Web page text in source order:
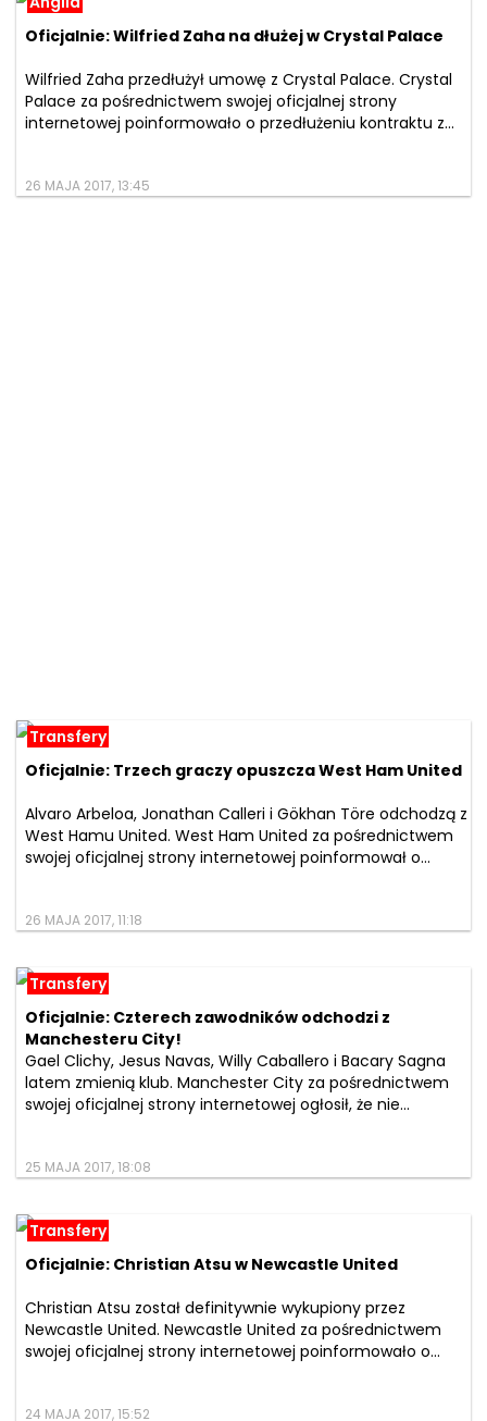
Oficjalnie: Wilfried Zaha na dłużej w Crystal Palace
Wilfried Zaha przedłużył umowę z Crystal Palace. Crystal
Palace za pośrednictwem swojej oficjalnej strony
internetowej poinformowało o przedłużeniu kontraktu z...
26 MAJA 2017, 13:45
Transfery
Oficjalnie: Trzech graczy opuszcza West Ham United
Alvaro Arbeloa, Jonathan Calleri i Gökhan Töre odchodzą z
West Hamu United. West Ham United za pośrednictwem
swojej oficjalnej strony internetowej poinformował o...
26 MAJA 2017, 11:18
Transfery
Oficjalnie: Czterech zawodników odchodzi z
Manchesteru City!
Gael Clichy, Jesus Navas, Willy Caballero i Bacary Sagna
latem zmienią klub. Manchester City za pośrednictwem
swojej oficjalnej strony internetowej ogłosił, że nie...
25 MAJA 2017, 18:08
Transfery
Oficjalnie: Christian Atsu w Newcastle United
Christian Atsu został definitywnie wykupiony przez
Newcastle United. Newcastle United za pośrednictwem
swojej oficjalnej strony internetowej poinformowało o...
24 MAJA 2017, 15:52